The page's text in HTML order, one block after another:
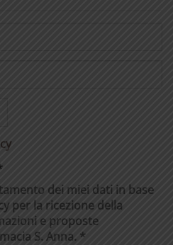
dei miei dati in base
per la ricezione della
e proposte
S. Anna. *